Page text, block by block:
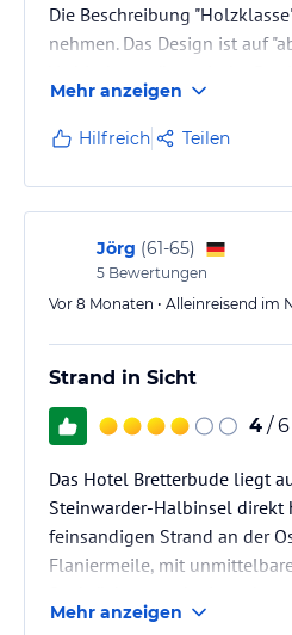
Die Beschreibung
nehmen. Das Design ist auf
Szene, Fußball-Ultras usw)
wenig Bahnhofsklo-
mag. Saunabereich eher klein
eigentlich schon überfüllt.
Mehr anzeigen
Hilfreich Teilen
Jörg (61-65)
5 Bewertungen
Vor 8 Monaten • Alleinreisend im
Strand in Sicht
4 / 6
Das Hotel Bretterbude liegt
Steinwarder-Halbinsel direkt
feinsandigen Strand an der
Flaniermeile, mit
teurer Parkplatz direkt am
Mehr anzeigen